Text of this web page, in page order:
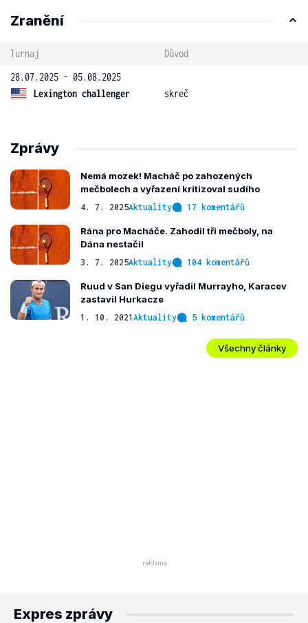
Zranění
Turnaj
Důvod
28.07.2025 - 05.08.2025
Lexington challenger
skreč
Zprávy
Nemá mozek! Macháč po zahozených
mečbolech a vyřazení kritizoval sudího
4. 7. 2025Aktuality 17 komentářů
Rána pro Macháče. Zahodil tři mečboly, na
Dána nestačil
3. 7. 2025Aktuality 104 komentářů
Ruud v San Diegu vyřadil Murrayho, Karacev
zastavil Hurkacze
1. 10. 2021Aktuality 5 komentářů
Všechny články
Expres zprávy